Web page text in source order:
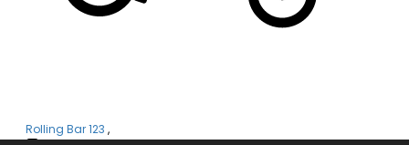
Rolling Bar 123 ,